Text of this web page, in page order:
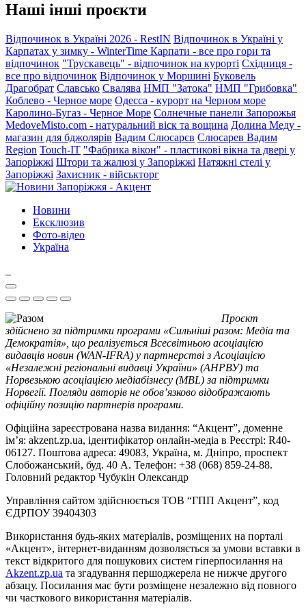
Наші інші проєкти
Відпочинок в Україні 2026 - RestIN Відпочинок в Україні у
Карпатах у зимку - WinterTime Карпати - все про гори та
відпочинок "Трускавець" - відпочинок на курорті Східниця -
все про відпочинок Відпочинок у Моршині Буковель
Драгобрат Славсько Свалява НМП "Затока" НМП "Грибовка"
Коблево - Черное море Одесса - курорт на Черном море
Каролино-Бугаз - Черное Море Солнечные панели Запорожья
MedoveMisto.com - натуральний віск та вощина Долина Меду -
магазин для бджолярів Вадим Слюсарєв Слюсарев Вадим
Region Touch-IT "Фабрика вікон" - пластикові вікна та двері у
Запоріжжі Штори та жалюзі у Запоріжжі Натяжні стелі у
Запоріжжі Захисник - військторг
Новини
Ексклюзив
Фото-відео
Україна
Проєкт
здійснено за підтримки програми «Сильніші разом: Медіа та
Демократія», що реалізується Всесвітньою асоціацією
видавців новин (WAN-IFRA) у партнерстві з Асоціацією
«Незалежні регіональні видавці України» (АНРВУ) та
Норвезькою асоціацією медіабізнесу (MBL) за підтримки
Норвегії. Погляди авторів не обов’язково відображають
офіційну позицію партнерів програми.
Офіційна зареєстрована назва видання: “Акцент”, доменне
ім’я: akzent.zp.ua, ідентифікатор онлайн-медіа в Реєстрі: R40-
06127. Поштова адреса: 49083, Україна, м. Дніпро, проспект
Слобожанський, буд. 40 А. Телефон: +38 (068) 859-24-88.
Головний редактор Чубукін Олександр
Управління сайтом здійснюється ТОВ “ГПП Акцент”, код
ЄДРПОУ 39404303
Використання будь-яких матеріалів, розміщених на порталі
«Акцент», інтернет-виданням дозволяється за умови вставки в
текст відкритого для пошукових систем гіперпосилання на
Akzent.zp.ua та згадування першоджерела не нижче другого
абзацу. Посилання має бути розміщене незалежно від повного
чи часткового використання матеріалів.